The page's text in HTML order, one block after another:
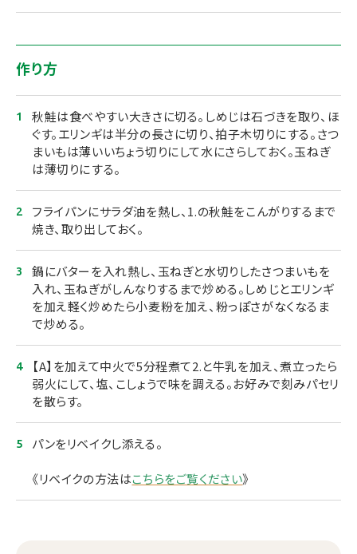
作り方
秋鮭は食べやすい大きさに切る。しめじは石づきを取り、ほ
ぐす。エリンギは半分の長さに切り、拍子木切りにする。さつ
まいもは薄いいちょう切りにして水にさらしておく。玉ねぎ
は薄切りにする。
フライパンにサラダ油を熱し、1.の秋鮭をこんがりするまで
焼き、取り出しておく。
鍋にバターを入れ熱し、玉ねぎと水切りしたさつまいもを
入れ、玉ねぎがしんなりするまで炒める。しめじとエリンギ
を加え軽く炒めたら小麦粉を加え、粉っぽさがなくなるま
で炒める。
【A】を加えて中火で5分程煮て2.と牛乳を加え、煮立ったら
弱火にして、塩、こしょうで味を調える。お好みで刻みパセリ
を散らす。
パンをリベイクし添える。
《リベイクの方法はこちらをご覧ください》